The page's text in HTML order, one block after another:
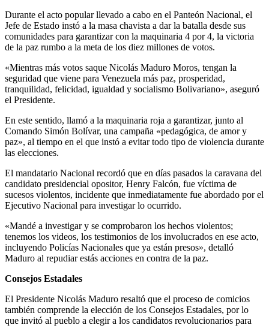
Durante el acto popular llevado a cabo en el Panteón Nacional, el
Jefe de Estado instó a la masa chavista a dar la batalla desde sus
comunidades para garantizar con la maquinaria 4 por 4, la victoria
de la paz rumbo a la meta de los diez millones de votos.
«Mientras más votos saque Nicolás Maduro Moros, tengan la
seguridad que viene para Venezuela más paz, prosperidad,
tranquilidad, felicidad, igualdad y socialismo Bolivariano», aseguró
el Presidente.
En este sentido, llamó a la maquinaria roja a garantizar, junto al
Comando Simón Bolívar, una campaña «pedagógica, de amor y
paz», al tiempo en el que instó a evitar todo tipo de violencia durante
las elecciones.
El mandatario Nacional recordó que en días pasados la caravana del
candidato presidencial opositor, Henry Falcón, fue víctima de
sucesos violentos, incidente que inmediatamente fue abordado por el
Ejecutivo Nacional para investigar lo ocurrido.
«Mandé a investigar y se comprobaron los hechos violentos;
tenemos los videos, los testimonios de los involucrados en ese acto,
incluyendo Policías Nacionales que ya están presos», detalló
Maduro al repudiar estás acciones en contra de la paz.
Consejos Estadales
El Presidente Nicolás Maduro resaltó que el proceso de comicios
también comprende la elección de los Consejos Estadales, por lo
que invitó al pueblo a elegir a los candidatos revolucionarios para